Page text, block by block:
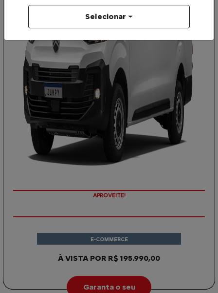
APROVEITE!
À VISTA POR R$ 195.990,00
E-COMMERCE
Garanta o seu
Selecionar